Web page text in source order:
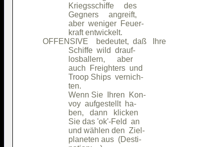
                   Kriegsschiffe     des
                   Gegners     angreift,
                   aber  weniger  Feuer-
                   kraft entwickelt.
      OFFENSIVE    bedeutet,  daß   Ihre
                   Schiffe  wild  drauf-
                   losballern,      aber
                   auch  Freighters  und
                   Troop Ships  vernich-
                   ten.
                   Wenn Sie  Ihren  Kon-
                   voy  aufgestellt  ha-
                   ben,   dann   klicken
                   Sie das 'ok'-Feld  an
                   und wählen den  Ziel-
                   planeten aus  (Desti-